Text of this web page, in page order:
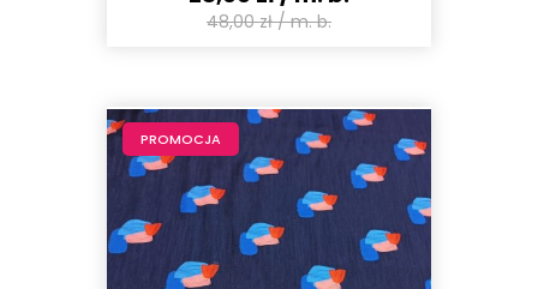
48,00 zł/ m. b.
PROMOCJA